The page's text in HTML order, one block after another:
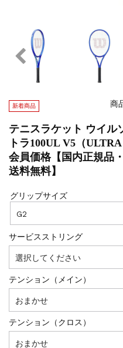
新着商品 商
テニスラケット ウイル
トラ100UL V5（
会員価格【国内正規品
送料無料】
グリップサイズ
サービスストリング
テンション（メイン）
テンション（クロス）